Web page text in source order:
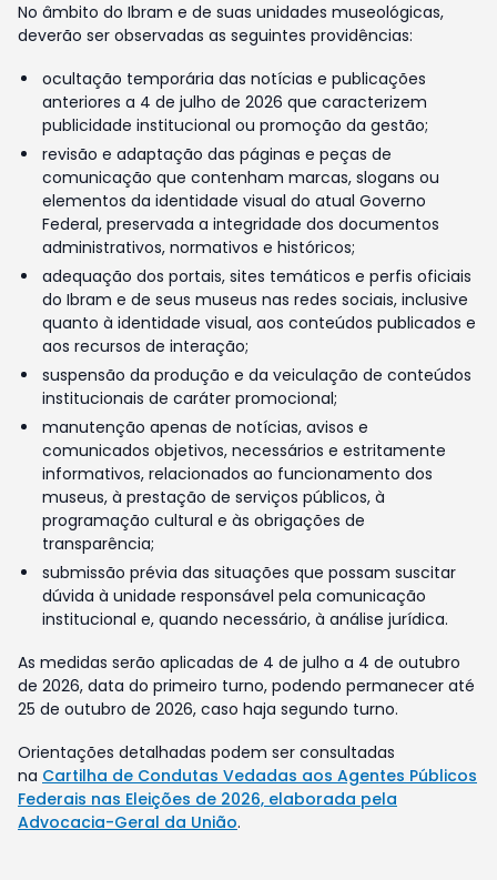
No âmbito do Ibram e de suas unidades museológicas,
deverão ser observadas as seguintes providências:
ocultação temporária das notícias e publicações
anteriores a 4 de julho de 2026 que caracterizem
publicidade institucional ou promoção da gestão;
revisão e adaptação das páginas e peças de
comunicação que contenham marcas, slogans ou
elementos da identidade visual do atual Governo
Federal, preservada a integridade dos documentos
administrativos, normativos e históricos;
adequação dos portais, sites temáticos e perfis oficiais
do Ibram e de seus museus nas redes sociais, inclusive
quanto à identidade visual, aos conteúdos publicados e
aos recursos de interação;
suspensão da produção e da veiculação de conteúdos
institucionais de caráter promocional;
manutenção apenas de notícias, avisos e
comunicados objetivos, necessários e estritamente
informativos, relacionados ao funcionamento dos
museus, à prestação de serviços públicos, à
programação cultural e às obrigações de
transparência;
submissão prévia das situações que possam suscitar
dúvida à unidade responsável pela comunicação
institucional e, quando necessário, à análise jurídica.
As medidas serão aplicadas de 4 de julho a 4 de outubro
de 2026, data do primeiro turno, podendo permanecer até
25 de outubro de 2026, caso haja segundo turno.
Orientações detalhadas podem ser consultadas
na Cartilha de Condutas Vedadas aos Agentes Públicos
Federais nas Eleições de 2026, elaborada pela
Advocacia-Geral da União.